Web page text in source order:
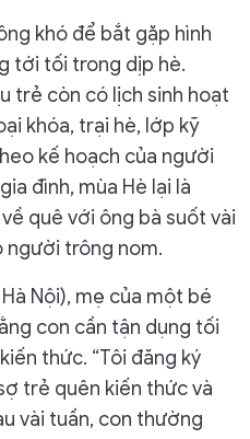
khó để bắt gặp hình
tới tối trong dịp hè.
trẻ còn có lịch sinh hoạt
khóa, trại hè, lớp kỹ
kế hoạch của người
đình, mùa Hè lại là
quê với ông bà suốt vài
người trông nom.
Nội), mẹ của một bé
con cần tận dụng tối
thức. “Tôi đăng ký
trẻ quên kiến thức và
vài tuần, con thường